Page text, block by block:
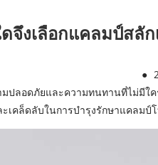
ดจึงเลือกแคลมป์สลั
●
มปลอดภัยและความทนทานที่ไม่มีใ
คล็ดลับในการบำรุงรักษาแคลม